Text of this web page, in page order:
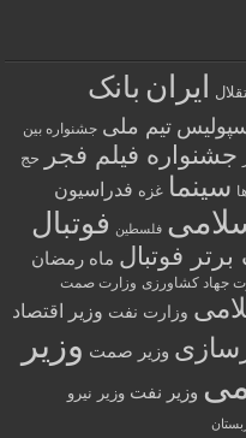
ایران بانک
تیم ملی جشنواره بین
جشنواره فیلم فجر
حج
سینما غزه فدراسیون
فلسطین فوتبال
برتر فوتبال ماه رمضان
جهاد کشاورزی وزارت صمت
وزارت نفت وزیر اقتصاد
وزیر صمت وزیر
وزیر نفت وزیر نیرو